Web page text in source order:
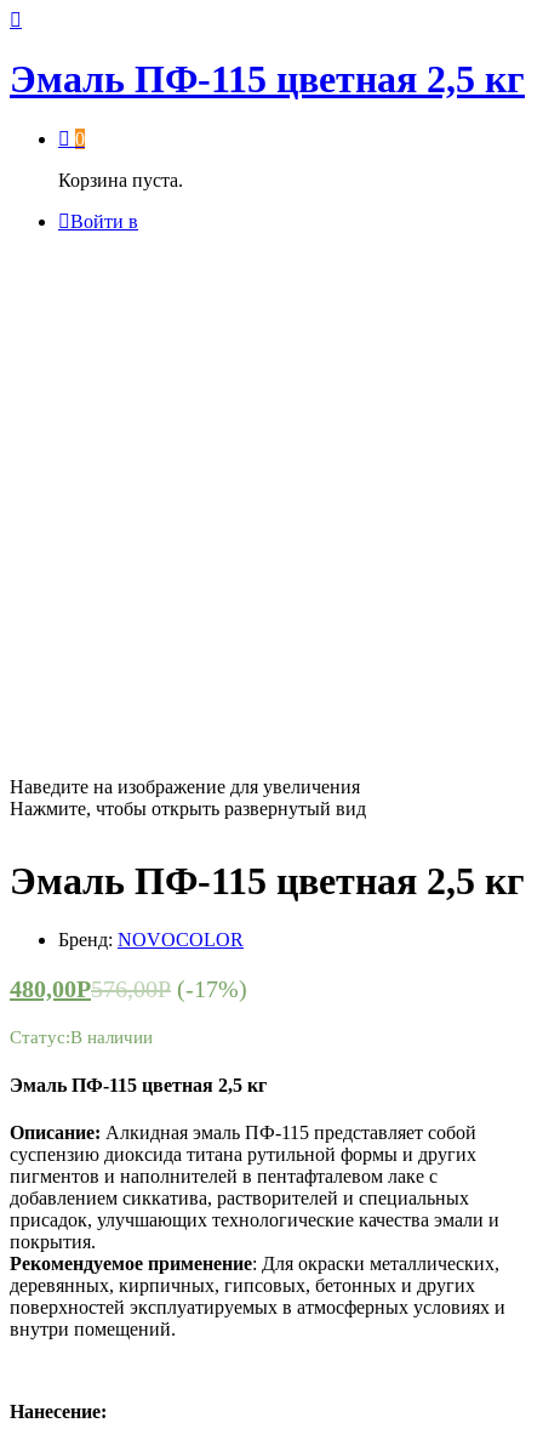
Эмаль ПФ-115 цветная 2,5 кг
0
Корзина пуста.
Войти в
Наведите на изображение для увеличения
Нажмите, чтобы открыть развернутый вид
Эмаль ПФ-115 цветная 2,5 кг
Бренд: NOVOCOLOR
480,00Р576,00Р (-17%)
Статус:В наличии
Эмаль ПФ-115 цветная 2,5 кг
Описание: Алкидная эмаль ПФ-115 представляет собой
суспензию диоксида титана рутильной формы и других
пигментов и наполнителей в пентафталевом лаке с
добавлением сиккатива, растворителей и специальных
присадок, улучшающих технологические качества эмали и
покрытия.
Рекомендуемое применение: Для окраски металлических,
деревянных, кирпичных, гипсовых, бетонных и других
поверхностей эксплуатируемых в атмосферных условиях и
внутри помещений.
Нанесение: